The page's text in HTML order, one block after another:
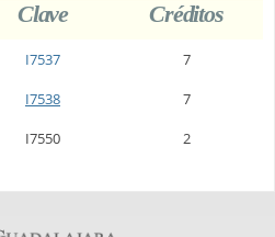
Clave Créditos
I7537
7
I7538
7
I7550 2